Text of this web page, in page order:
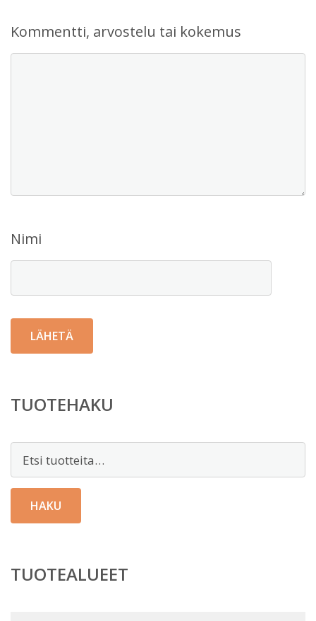
Kommentti, arvostelu tai kokemus
Nimi
TUOTEHAKU
HAKU
TUOTEALUEET